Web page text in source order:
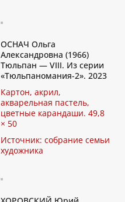
ОСНАЧ Ольга
Александровна (1966)
Тюльпан — VIII. Из серии
«Тюльпаномания-2». 2023
Картон, акрил,
акварельная пастель,
цветные карандаши. 49,8
× 50
Источник: собрание семьи
художника